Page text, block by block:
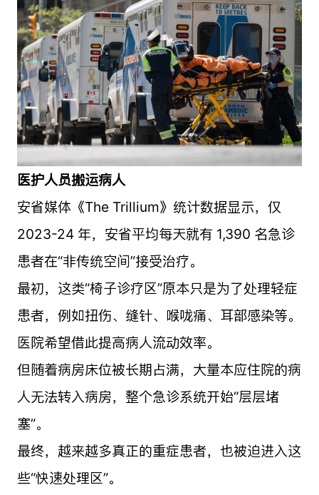
医护人员搬运病人
安省媒体《The Trillium》统计数据显示，仅
2023-24 年，安省平均每天就有 1,390 名急诊
患者在“非传统空间”接受治疗。
最初，这类“椅子诊疗区”原本只是为了处理轻症
患者，例如扭伤、缝针、喉咙痛、耳部感染等。
医院希望借此提高病人流动效率。
但随着病房床位被长期占满，大量本应住院的病
人无法转入病房，整个急诊系统开始“层层堵
塞”。
最终，越来越多真正的重症患者，也被迫进入这
些“快速处理区”。